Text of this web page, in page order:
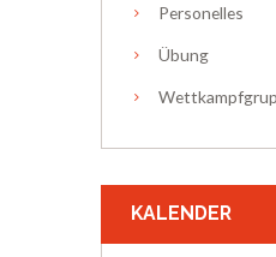
Personelles
Übung
KALENDER